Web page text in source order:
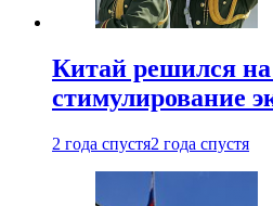
Китай решился на
стимулирование
2 года спустя2 года спустя